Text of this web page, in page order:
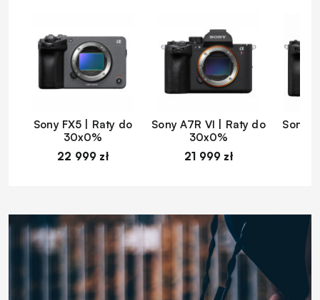
Sony FX5 | Raty do
30x0%
22 999 zł
Sony A7R VI | Raty do
30x0%
21 999 zł
Sony